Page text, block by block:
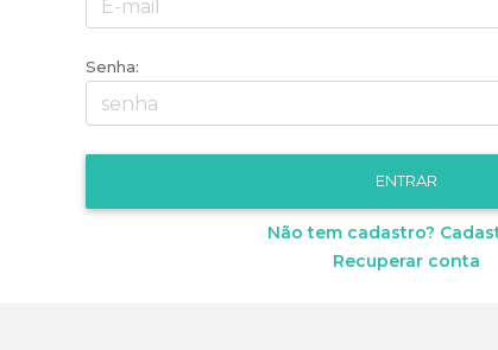
Senha:
Não tem cadastro?